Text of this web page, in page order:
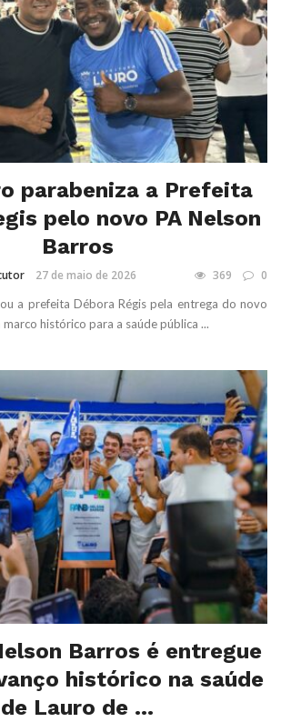
parabeniza a Prefeita
pelo novo PA Nelson
Barros
27 de maio de 2026 369 0
a prefeita Débora Régis pela entrega do novo
marco histórico para a saúde pública ...
Barros é entregue
histórico na saúde
de Lauro de ...